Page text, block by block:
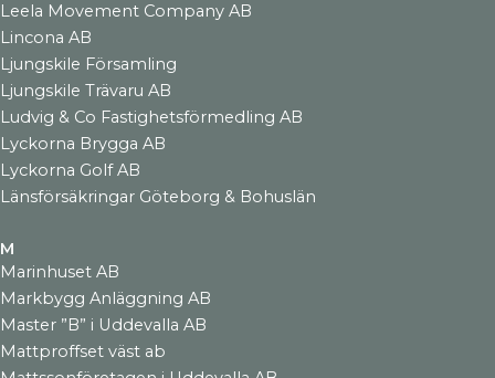
Leela Movement Company AB
Lincona AB
Ljungskile Församling
Ljungskile Trävaru AB
Ludvig & Co Fastighetsförmedling AB
Lyckorna Brygga AB
Lyckorna Golf AB
Länsförsäkringar Göteborg & Bohuslän
M
Marinhuset AB
Markbygg Anläggning AB
Master ”B” i Uddevalla AB
Mattproffset väst ab